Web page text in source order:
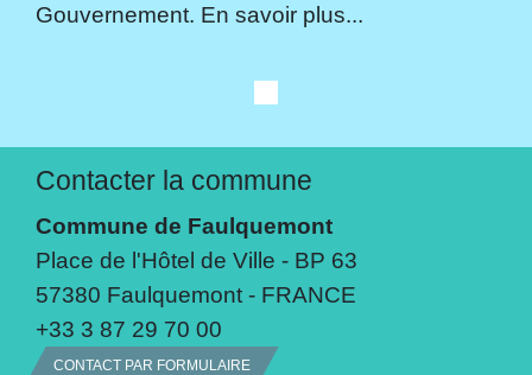
Gouvernement. En savoir plus...
Contacter la commune
Commune de Faulquemont
Place de l'Hôtel de Ville - BP 63
57380 Faulquemont - FRANCE
+33 3 87 29 70 00
CONTACT PAR FORMULAIRE